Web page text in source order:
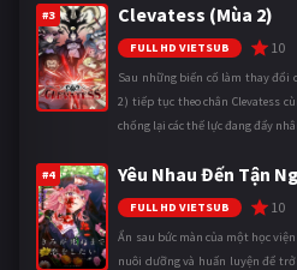
#3 Clevatess (Mùa 2)
FULL HD VIETSUB 10
Sau những biến cố làm thay đổi
2) tiếp tục theo chân Clevatess
chống lại các thế lực đang đẩy
#4 Yêu Nhau Đến Tận
FULL HD VIETSUB 10
Ẩn sau bức màn của một học
nuôi dưỡng và huấn luyện để